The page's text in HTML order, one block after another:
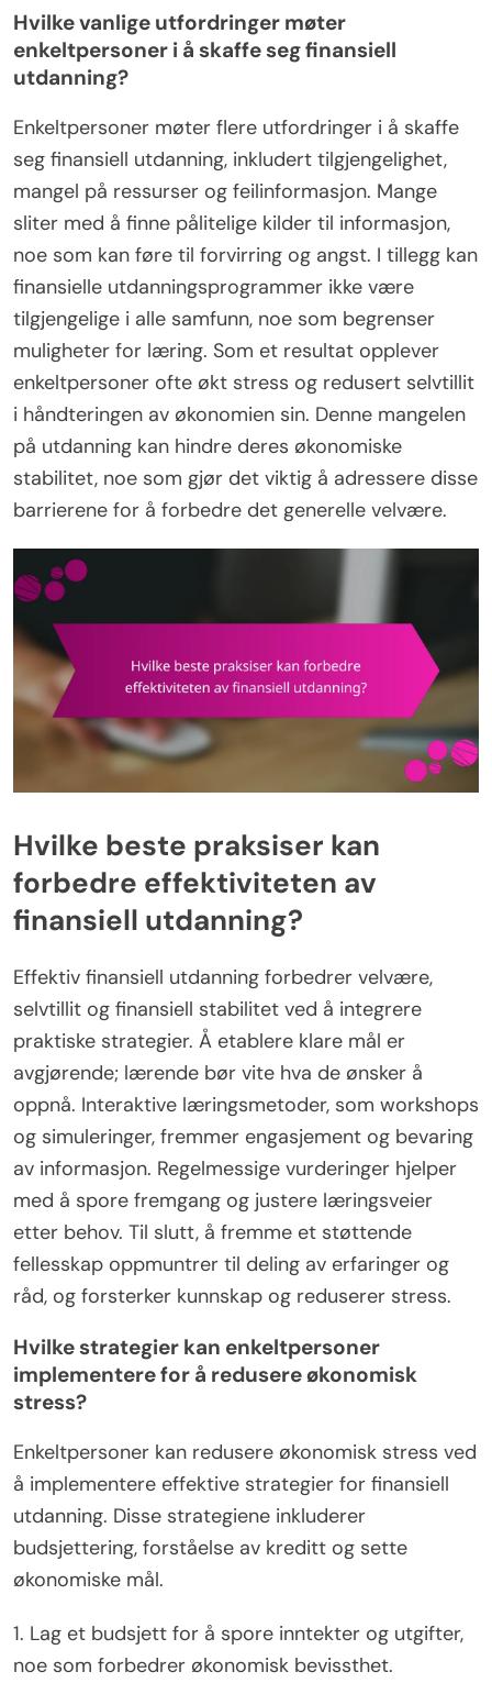
Hvilke vanlige utfordringer møter
enkeltpersoner i å skaffe seg finansiell
utdanning?
Enkeltpersoner møter flere utfordringer i å skaffe
seg finansiell utdanning, inkludert tilgjengelighet,
mangel på ressurser og feilinformasjon. Mange
sliter med å finne pålitelige kilder til informasjon,
noe som kan føre til forvirring og angst. I tillegg kan
finansielle utdanningsprogrammer ikke være
tilgjengelige i alle samfunn, noe som begrenser
muligheter for læring. Som et resultat opplever
enkeltpersoner ofte økt stress og redusert selvtillit
i håndteringen av økonomien sin. Denne mangelen
på utdanning kan hindre deres økonomiske
stabilitet, noe som gjør det viktig å adressere disse
barrierene for å forbedre det generelle velvære.
Hvilke beste praksiser kan
forbedre effektiviteten av
finansiell utdanning?
Effektiv finansiell utdanning forbedrer velvære,
selvtillit og finansiell stabilitet ved å integrere
praktiske strategier. Å etablere klare mål er
avgjørende; lærende bør vite hva de ønsker å
oppnå. Interaktive læringsmetoder, som workshops
og simuleringer, fremmer engasjement og bevaring
av informasjon. Regelmessige vurderinger hjelper
med å spore fremgang og justere læringsveier
etter behov. Til slutt, å fremme et støttende
fellesskap oppmuntrer til deling av erfaringer og
råd, og forsterker kunnskap og reduserer stress.
Hvilke strategier kan enkeltpersoner
implementere for å redusere økonomisk
stress?
Enkeltpersoner kan redusere økonomisk stress ved
å implementere effektive strategier for finansiell
utdanning. Disse strategiene inkluderer
budsjettering, forståelse av kreditt og sette
økonomiske mål.
1. Lag et budsjett for å spore inntekter og utgifter,
noe som forbedrer økonomisk bevissthet.